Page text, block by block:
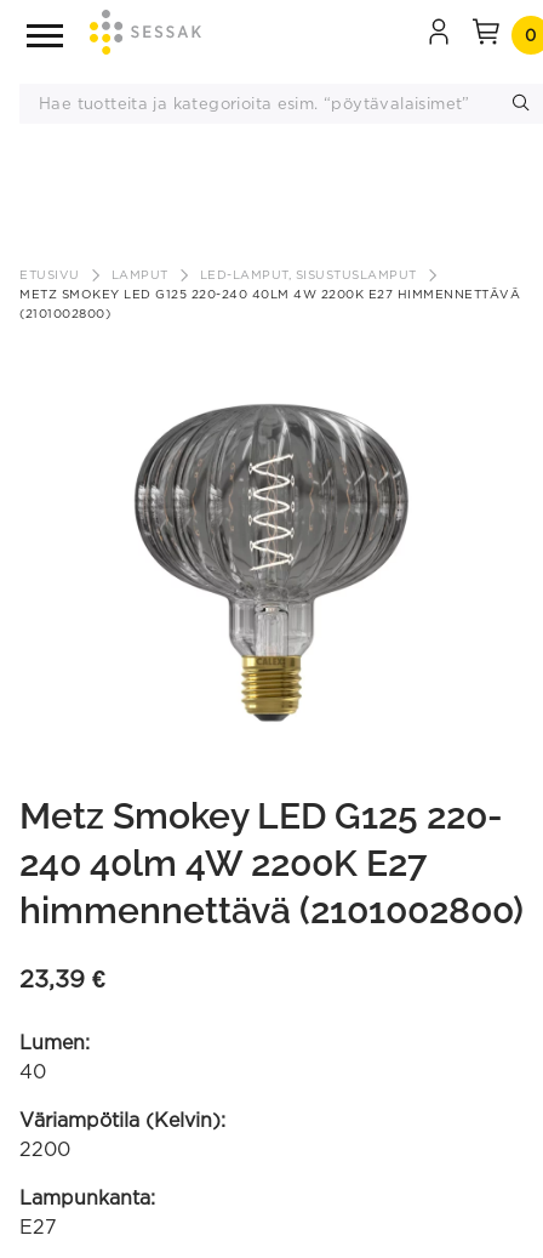
sisältöön
0
ETUSIVU LAMPUT
LED-LAMPUT, SISUSTUSLAMPUT
METZ SMOKEY LED G125 220-240 40LM 4W 2200K E27 HIMMENNETTÄVÄ
(2101002800)
Metz Smokey LED G125 220-
240 40lm 4W 2200K E27
himmennettävä (2101002800)
23,39 €
Lumen:
40
Väriampötila (Kelvin):
2200
Lampunkanta:
E27